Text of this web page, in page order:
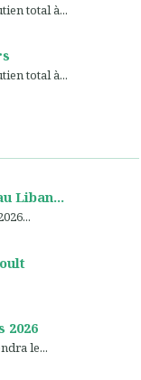
total à...
total à...
Liban...
2026
le...